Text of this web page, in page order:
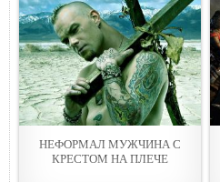
НЕФОРМАЛ МУЖЧИНА С
КРЕСТOМ НА ПЛЕЧЕ